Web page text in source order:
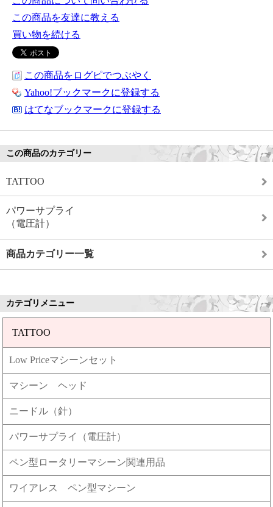
この商品を友達に教える
買い物を続ける
この商品をログピでつぶやく
Yahoo!ブックマークに登録する
はてなブックマークに登録する
この商品のカテゴリー
TATTOO
パワーサプライ
（電圧計）
商品カテゴリー一覧
カテゴリメニュー
TATTOO
Low Priceマシーンセット
マシーン ヘッド
ニードル（針）
パワーサプライ（電圧計）
ペン型ロータリーマシーン関連用品
ワイアレス ペン型マシーン